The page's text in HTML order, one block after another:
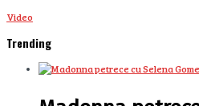
Video
Trending